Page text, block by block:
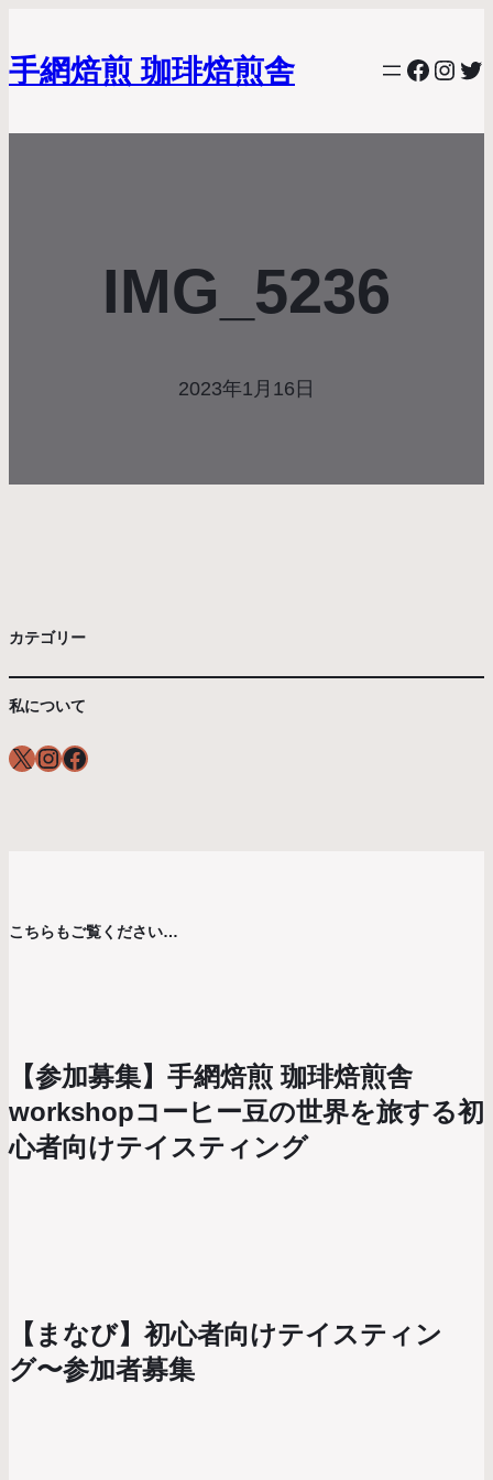
手網焙煎 珈琲焙煎舎
IMG_5236
2023年1月16日
カテゴリー
私について
X InstagramFacebook
こちらもご覧ください…
【参加募集】手網焙煎 珈琲焙煎舎
workshopコーヒー豆の世界を旅する初
心者向けテイスティング
【まなび】初心者向けテイスティン
グ〜参加者募集